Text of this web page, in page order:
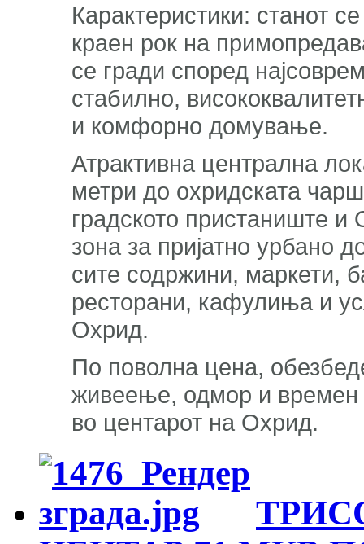
Карактеристики: станот
краен рок на
се гради според
стабилно,
и комфорно домување.
Атрактивна централна
метри до охридската
градското пристаниште
зона за пријатно урбано
сите содржини, маркети,
ресторани, кафулиња и
Охрид.
По поволна цена,
живеење, одмор и времен
во центарот на Охрид.